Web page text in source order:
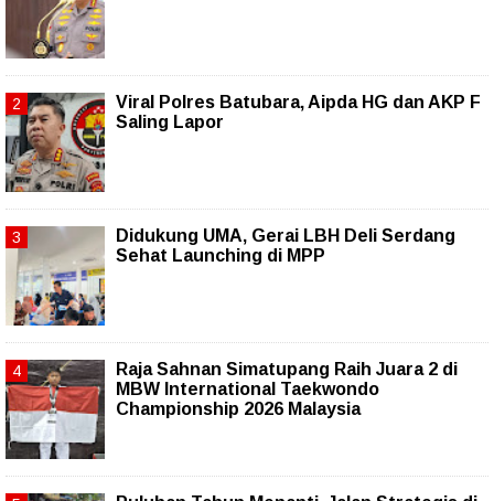
Viral Polres Batubara, Aipda HG dan AKP F
Saling Lapor
Didukung UMA, Gerai LBH Deli Serdang
Sehat Launching di MPP
Raja Sahnan Simatupang Raih Juara 2 di
MBW International Taekwondo
Championship 2026 Malaysia